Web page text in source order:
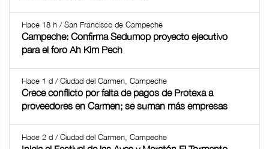
Hace 18 h / San Francisco de Campeche
Campeche: Confirma Sedumop proyecto ejecutivo
para el foro Ah Kim Pech
Hace 1 d / Ciudad del Carmen, Campeche
Crece conflicto por falta de pagos de Protexa a
proveedores en Carmen; se suman más empresas
Hace 2 d / Ciudad del Carmen, Campeche